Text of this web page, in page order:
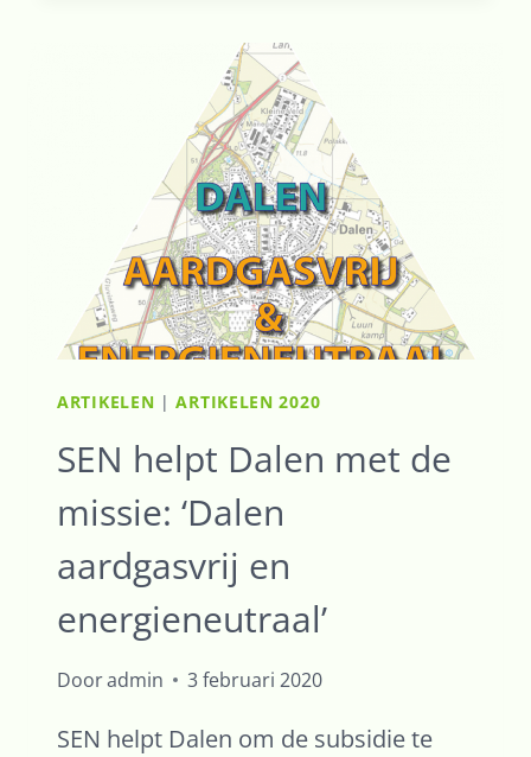
KREWERD
ARTIKELEN |ARTIKELEN 2020
SEN helpt Dalen met de
missie: ‘Dalen
aardgasvrij en
energieneutraal’
Dooradmin 3 februari 2020
SEN helpt Dalen om de subsidie te